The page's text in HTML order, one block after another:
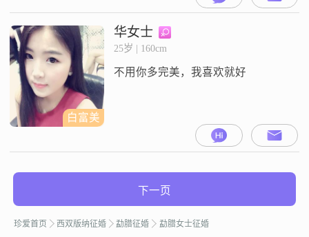
白富美
华女士
25岁 | 160cm
不用你多完美，我喜欢就好
下一页
珍爱首页 西双版纳征婚 勐腊征婚 勐腊女士征婚